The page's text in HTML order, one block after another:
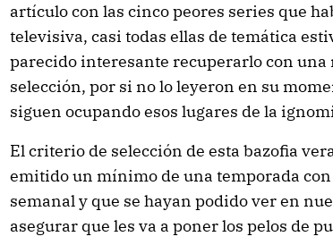
artículo con las cinco peores series que
televisiva, casi todas ellas de temática
parecido interesante recuperarlo con
selección, por si no lo leyeron en su
siguen ocupando esos lugares de la
El criterio de selección de esta bazofia
emitido un mínimo de una temporada
semanal y que se hayan podido ver en
asegurar que les va a poner los pelos de